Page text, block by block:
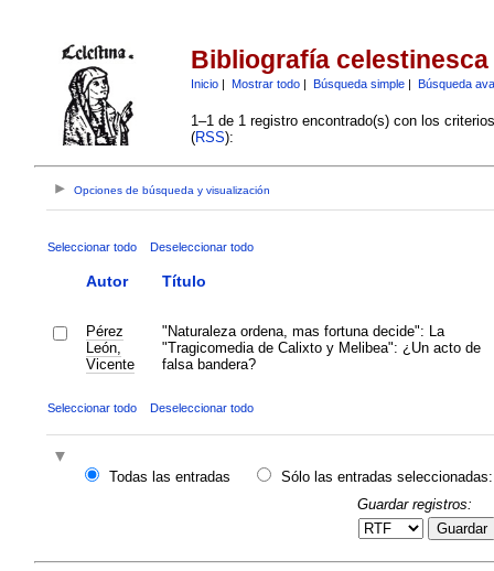
Bibliografía celestinesca
Inicio| Mostrar todo| Búsqueda simple| Búsqueda
1–1 de 1 registro encontrado(s) con los
(RSS):
Opciones de búsqueda y visualización
Seleccionar todo Deseleccionar todo
Autor Título
Pérez
León,
Vicente
"Naturaleza ordena, mas fortuna decide": La
"Tragicomedia de Calixto y Melibea": ¿Un acto de
falsa bandera?
Seleccionar todo Deseleccionar todo
Todas las entradas
Sólo las entradas seleccionadas:
Guardar registros:
Guardar